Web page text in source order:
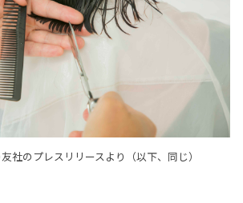
社のプレスリリースより（以下、同じ）